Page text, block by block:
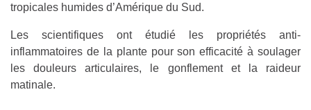
tropicales humides d’Amérique du Sud.
Les scientifiques ont étudié les propriétés anti-
inflammatoires de la plante pour son efficacité à soulager
les douleurs articulaires, le gonflement et la raideur
matinale.